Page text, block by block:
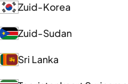
Zuid-Korea
Zuid-Sudan
Sri Lanka